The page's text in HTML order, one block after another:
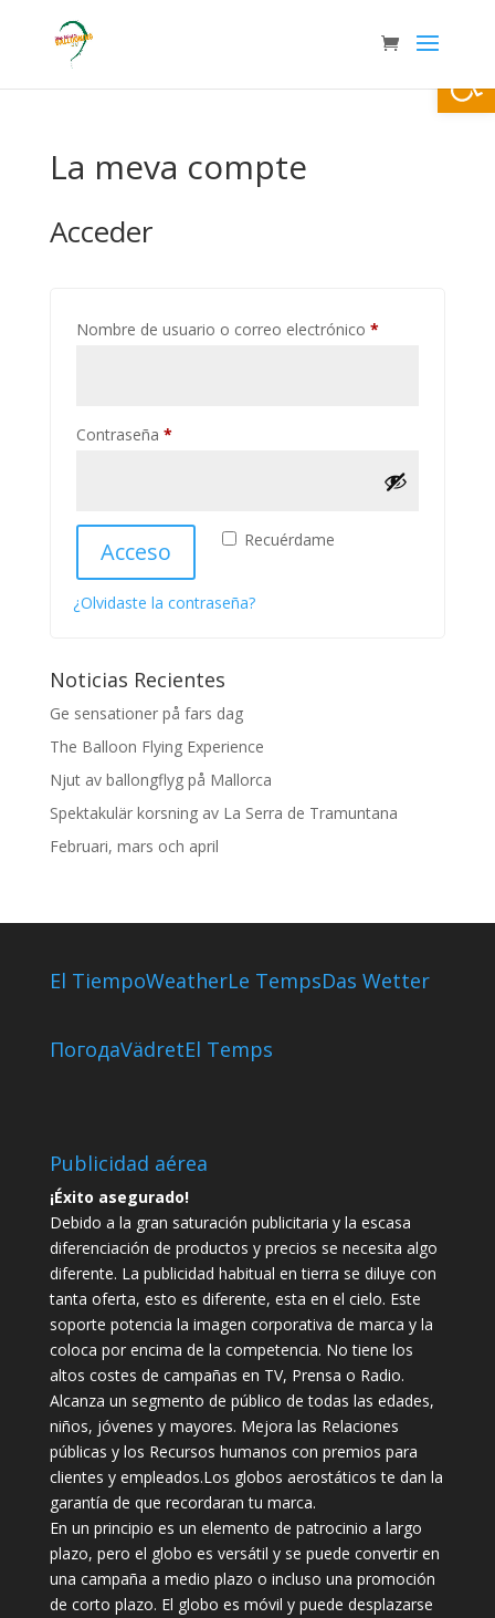
La meva compte
Acceder
Nombre de usuario o correo electrónico *Obligatorio
Contraseña *Obligatorio
Recuérdame
Acceso
¿Olvidaste la contraseña?
Noticias Recientes
Ge sensationer på fars dag
The Balloon Flying Experience
Njut av ballongflyg på Mallorca
Spektakulär korsning av La Serra de Tramuntana
Februari, mars och april
El TiempoWeatherLe TempsDas Wetter
ПогодаVädretEl Temps
Publicidad aérea
¡Éxito asegurado!
Debido a la gran saturación publicitaria y la escasa
diferenciación de productos y precios se necesita algo
diferente. La publicidad habitual en tierra se diluye con
tanta oferta, esto es diferente, esta en el cielo. Este
soporte potencia la imagen corporativa de marca y la
coloca por encima de la competencia. No tiene los
altos costes de campañas en TV, Prensa o Radio.
Alcanza un segmento de público de todas las edades,
niños, jóvenes y mayores. Mejora las Relaciones
públicas y los Recursos humanos con premios para
clientes y empleados.Los globos aerostáticos te dan la
garantía de que recordaran tu marca.
En un principio es un elemento de patrocinio a largo
plazo, pero el globo es versátil y se puede convertir en
una campaña a medio plazo o incluso una promoción
de corto plazo. El globo es móvil y puede desplazarse